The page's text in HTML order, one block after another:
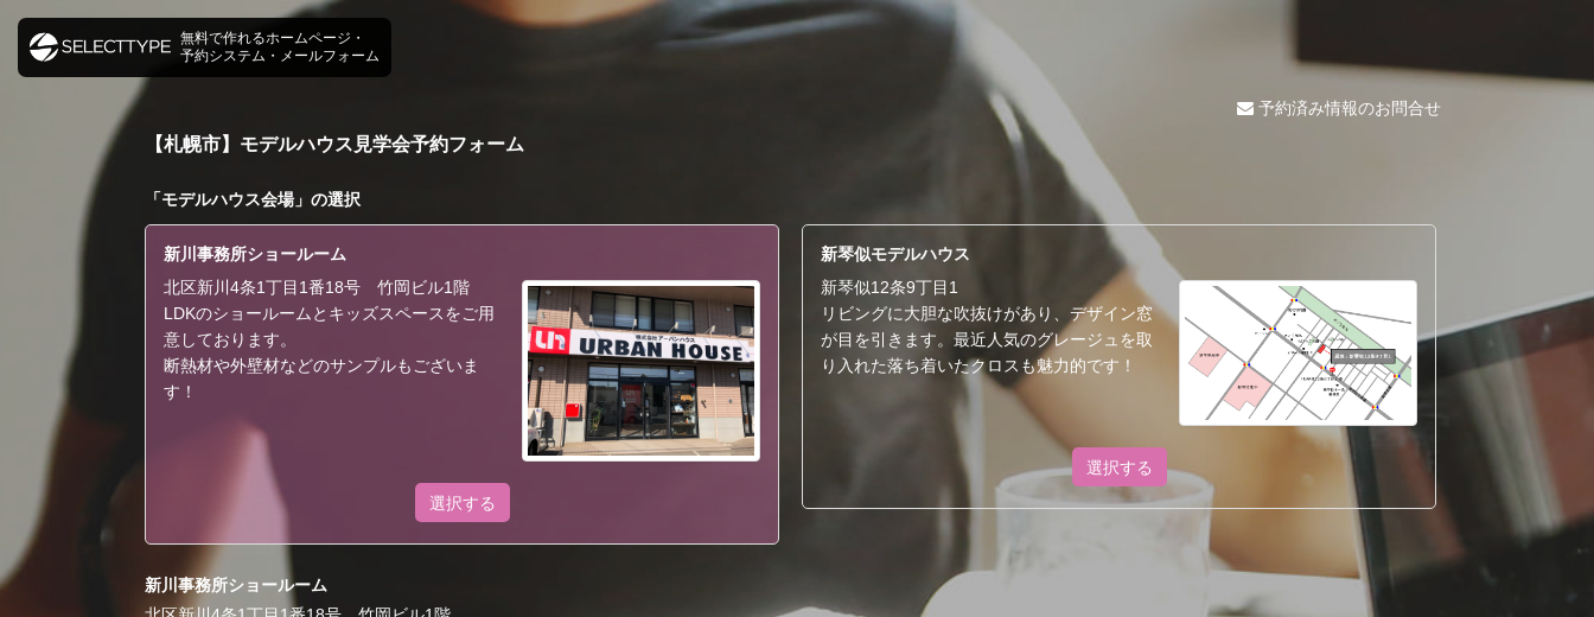
予約済み情報のお問合せ
【札幌市】モデルハウス見学会予約フォーム
「モデルハウス会場」の選択
新川事務所ショールーム
北区新川4条1丁目1番18号 竹岡ビル1階
LDKのショールームとキッズスペースをご用
意しております。
断熱材や外壁材などのサンプルもございま
す！
選択する
新琴似モデルハウス
新琴似12条9丁目1
リビングに大胆な吹抜けがあり、デザイン窓
が目を引きます。最近人気のグレージュを取
り入れた落ち着いたクロスも魅力的です！
選択する
新川事務所ショールーム
無料で作れるホームページ・
予約システム・メールフォーム